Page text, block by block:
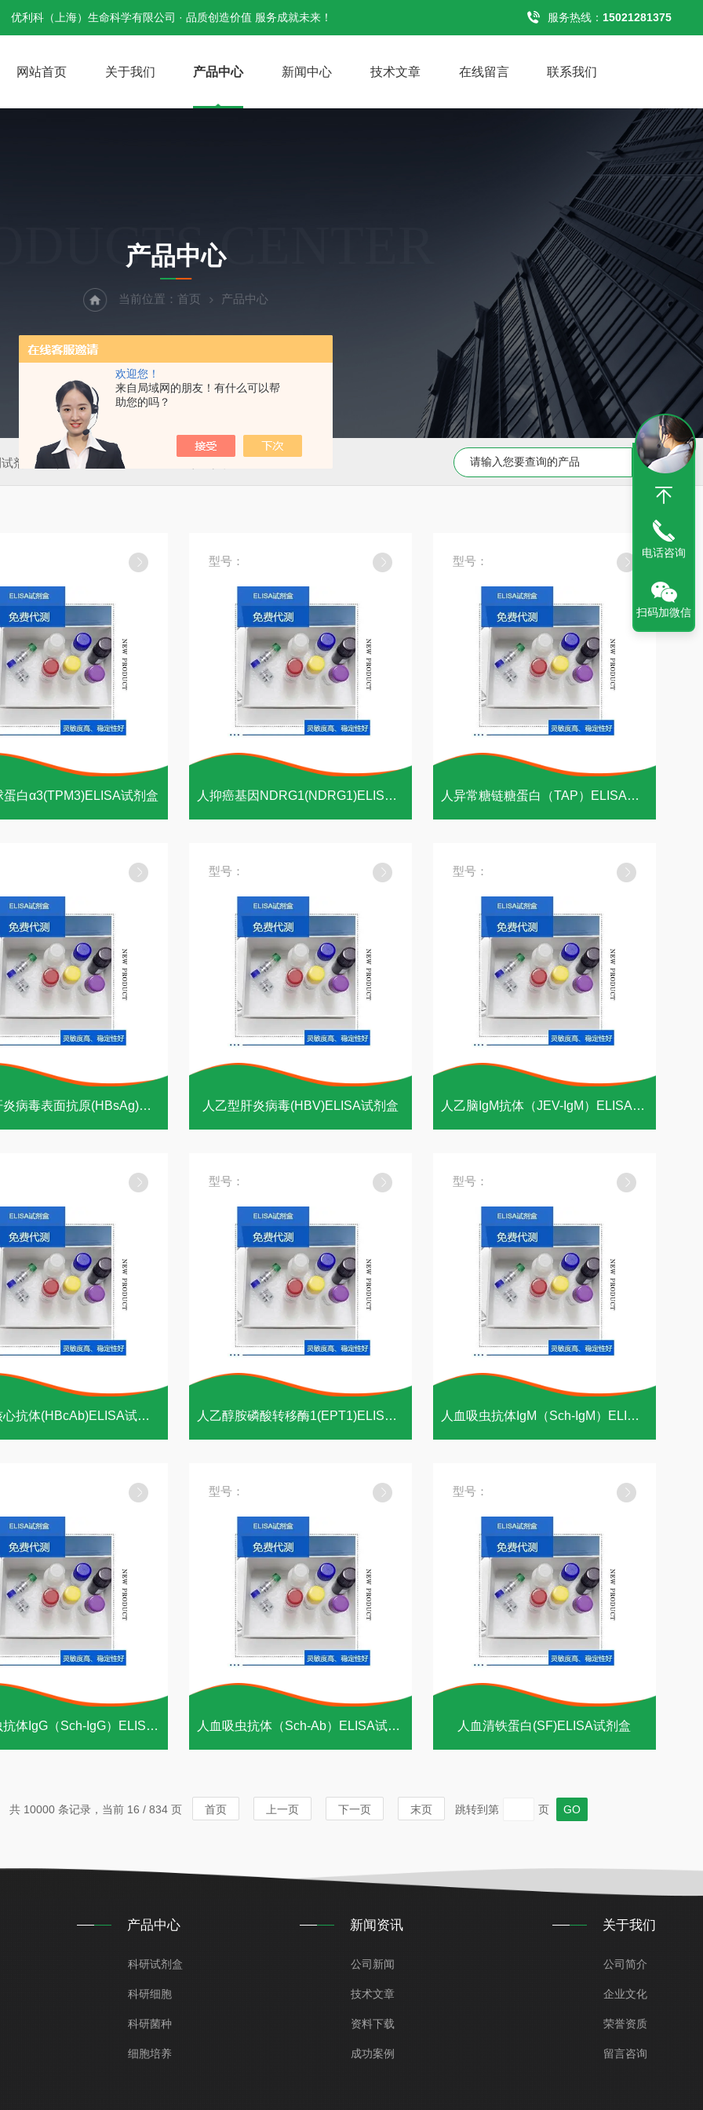
欢迎您！
来自局域网的朋友！有什么可以帮
助您的吗？
优利科（上海）生命科学有限公司 · 品质创造价值 服务成就未来！ 服务热线： 15021281375
网站首页 关于我们 产品中心 新闻中心 技术文章 在线留言 联系我们
CENTER
产品中心
当前位置： 首页 产品中心
剂盒 50T肠道病毒通用型（EV）荧光PCR法检测试剂盒 Capan-1 细胞专用培养基 Caov-3 细胞专用培养基
蛋白α3(TPM3)ELISA试剂盒
型号：
人抑癌基因NDRG1(NDRG1)ELISA试剂盒
型号：
人异常糖链糖蛋白（TAP）ELISA试剂盒
人乙型肝炎病毒表面抗原(HBsAg)ELISA试剂盒
型号：
人乙型肝炎病毒(HBV)ELISA试剂盒
型号：
人乙脑IgM抗体（JEV-IgM）ELISA试剂盒
人乙肝核心抗体(HBcAb)ELISA试剂盒
型号：
人乙醇胺磷酸转移酶1(EPT1)ELISA试剂盒
型号：
人血吸虫抗体IgM（Sch-IgM）ELISA试剂盒
人血吸虫抗体IgG（Sch-IgG）ELISA试剂盒
型号：
人血吸虫抗体（Sch-Ab）ELISA试剂盒
型号：
人血清铁蛋白(SF)ELISA试剂盒
共 10000 条记录，当前 16 / 834 页 首页 上一页 下一页 末页 跳转到第 页
产品中心
科研试剂盒
科研细胞
科研菌种
细胞培养
新闻资讯
公司新闻
技术文章
资料下载
成功案例
关于我们
公司简介
企业文化
荣誉资质
留言咨询
电话咨询
扫码加微信